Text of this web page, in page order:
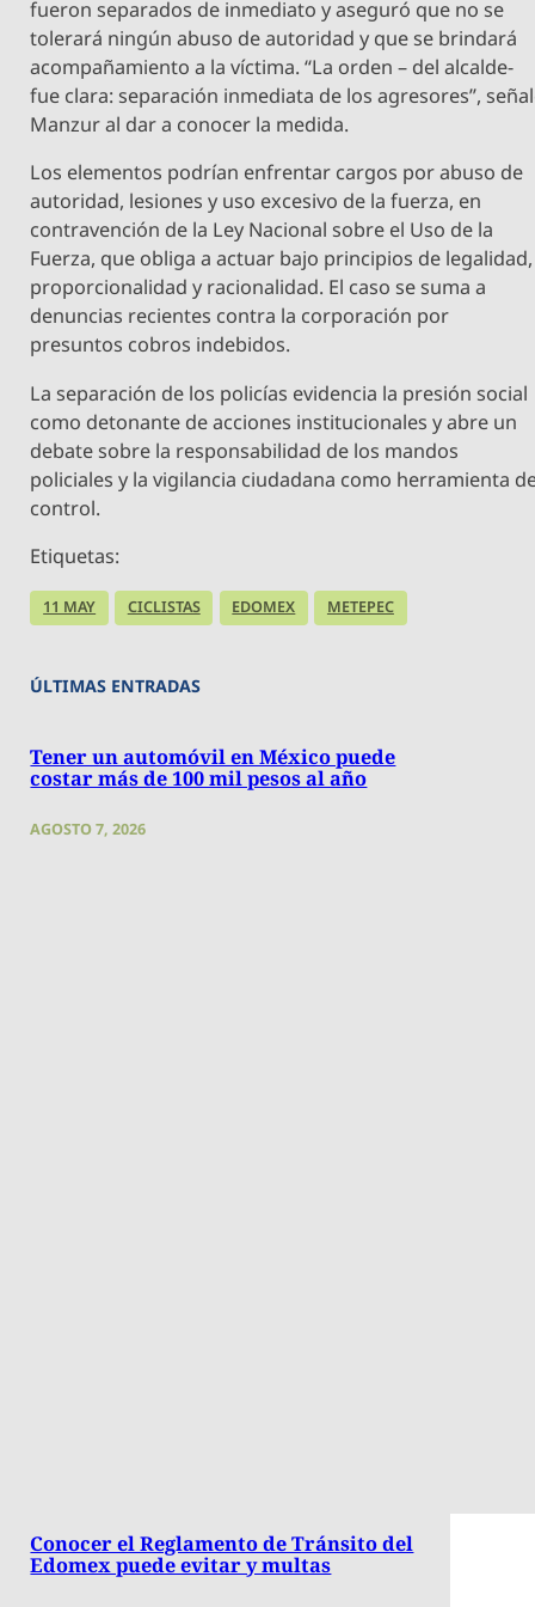
fueron separados de inmediato y aseguró que no se
tolerará ningún abuso de autoridad y que se brindará
acompañamiento a la víctima. “La orden – del alcalde-
fue clara: separación inmediata de los agresores”,
Manzur al dar a conocer la medida.
Los elementos podrían enfrentar cargos por abuso de
autoridad, lesiones y uso excesivo de la fuerza, en
contravención de la Ley Nacional sobre el Uso de la
Fuerza, que obliga a actuar bajo principios de legalidad,
proporcionalidad y racionalidad. El caso se suma a
denuncias recientes contra la corporación por
presuntos cobros indebidos.
La separación de los policías evidencia la presión social
como detonante de acciones institucionales y abre un
debate sobre la responsabilidad de los mandos
policiales y la vigilancia ciudadana como herramienta
control.
Etiquetas:
11 MAY CICLISTAS EDOMEX METEPEC
ÚLTIMAS ENTRADAS
Tener un automóvil en México puede
costar más de 100 mil pesos al año
AGOSTO 7, 2026
Conocer el Reglamento de Tránsito del
Edomex puede evitar y multas